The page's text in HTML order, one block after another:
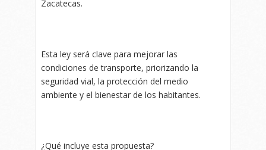
Zacatecas.
Esta ley será clave para mejorar las
condiciones de transporte, priorizando la
seguridad vial, la protección del medio
ambiente y el bienestar de los habitantes.
¿Qué incluye esta propuesta?